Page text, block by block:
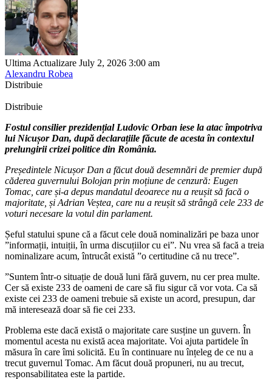
Ultima Actualizare July 2, 2026 3:00 am
Alexandru Robea
Distribuie
Distribuie
Fostul consilier prezidențial Ludovic Orban iese la atac împotriva
lui Nicușor Dan, după declarațiile făcute de acesta în contextul
prelungirii crizei politice din România.
Președintele Nicușor Dan a făcut două desemnări de premier după
căderea guvernului Bolojan prin moțiune de cenzură: Eugen
Tomac, care și-a depus mandatul deoarece nu a reușit să facă o
majoritate, și Adrian Veștea, care nu a reușit să strângă cele 233 de
voturi necesare la votul din parlament.
Șeful statului spune că a făcut cele două nominalizări pe baza unor
”informații, intuiții, în urma discuțiilor cu ei”. Nu vrea să facă a treia
nominalizare acum, întrucât există ”o certitudine că nu trece”.
”Suntem într-o situație de două luni fără guvern, nu cer prea multe.
Cer să existe 233 de oameni de care să fiu sigur că vor vota. Ca să
existe cei 233 de oameni trebuie să existe un acord, presupun, dar
mă interesează doar să fie cei 233.
Problema este dacă există o majoritate care susține un guvern. În
momentul acesta nu există acea majoritate. Voi ajuta partidele în
măsura în care îmi solicită. Eu în continuare nu înțeleg de ce nu a
trecut guvernul Tomac. Am făcut două propuneri, nu au trecut,
responsabilitatea este la partide.